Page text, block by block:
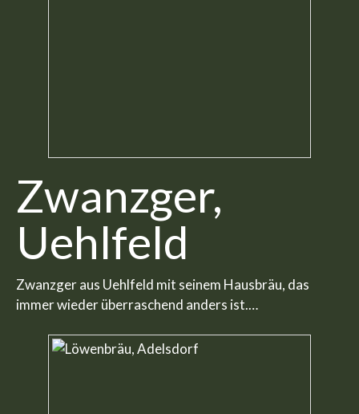
Zwanzger,
Uehlfeld
Zwanzger aus Uehlfeld mit seinem Hausbräu, das
immer wieder überraschend anders ist.…